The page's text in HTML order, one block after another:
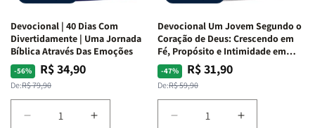
Devocional | 40 Dias Com
Divertidamente | Uma Jornada
Bíblica Através Das Emoções
-56%
Preço
normal
De:R$ 79,90
Preço
promocional
R$ 34,90
Diminuir
Aumentar
Devocional Um Jovem Segundo o
Coração de Deus: Crescendo em
Fé, Propósito e Intimidade em
Deus
-47%
Preço
normal
De:R$ 59,90
Preço
promocional
R$ 31,90
Diminuir
Aumentar